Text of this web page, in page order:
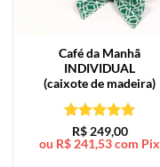
Café da Manhã
INDIVIDUAL
(caixote de madeira)
Avaliação5
de 5
R$249,00
ou R$241,53com Pix